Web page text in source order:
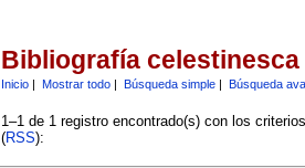
Bibliografía celestinesca
Inicio| Mostrar todo| Búsqueda simple| Búsqueda
1–1 de 1 registro encontrado(s) con los
(RSS):